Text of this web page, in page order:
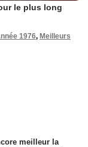
le plus long
1976, Meilleurs
meilleur la